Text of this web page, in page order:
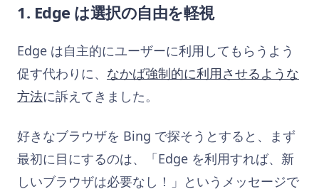
1. Edge は選択の自由を軽視
Edge は自主的にユーザーに利用してもらうよう
促す代わりに、 なかば強制的に利用させるような
方法に訴えてきました。
好きなブラウザを Bing で探そうとすると、まず
最初に目にするのは、「Edge を利用すれば、新
しいブラウザは必要なし！」というメッセージで